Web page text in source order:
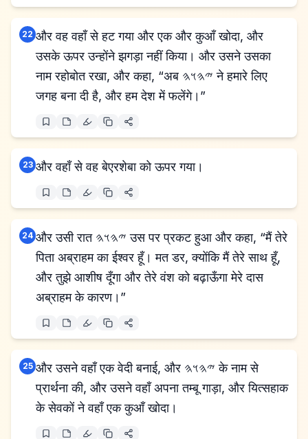
22 और वह वहाँ से हट गया और एक और कुआँ खोदा, और
उसके ऊपर उन्होंने झगड़ा नहीं किया। और उसने उसका
नाम रहोबोत रखा, और कहा, “अब 𐤉𐤄𐤅𐤄 ने हमारे लिए
जगह बना दी है, और हम देश में फलेंगे।”
23 और वहाँ से वह बेएरशेबा को ऊपर गया।
24 और उसी रात 𐤉𐤄𐤅𐤄 उस पर प्रकट हुआ और कहा, “मैं तेरे
पिता अब्राहम का ईश्वर हूँ। मत डर, क्योंकि मैं तेरे साथ हूँ,
और तुझे आशीष दूँगा और तेरे वंश को बढ़ाऊँगा मेरे दास
अब्राहम के कारण।”
25 और उसने वहाँ एक वेदी बनाई, और 𐤉𐤄𐤅𐤄 के नाम से
प्रार्थना की, और उसने वहाँ अपना तम्बू गाड़ा, और यित्सहाक
के सेवकों ने वहाँ एक कुआँ खोदा।